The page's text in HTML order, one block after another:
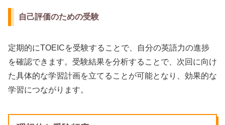
自己評価のための受験
定期的にTOEICを受験することで、自分の英語力の進捗
を確認できます。受験結果を分析することで、次回に向け
た具体的な学習計画を立てることが可能となり、効果的な
学習につながります。